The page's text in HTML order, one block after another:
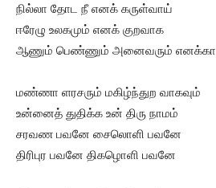
நில்லா தோட நீ எனக் கருள்வாய்
ஈரேழு உலகமும் எனக் குறவாக
ஆணும் பெண்ணும் அனைவரும் எனக்கா
மண்ணா ளரசரும் மகிழ்ந்துற வாகவும்
உன்னைத் துதிக்க உன் திரு நாமம்
சரவண பவனே சைலொளி பவனே
திரிபுர பவனே திகழொளி பவனே